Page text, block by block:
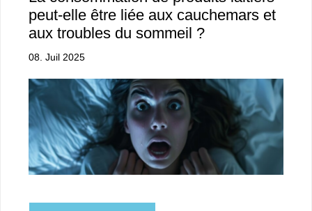
peut-elle être liée aux cauchemars et
aux troubles du sommeil ?
08. Juil 2025